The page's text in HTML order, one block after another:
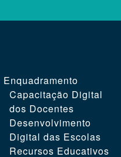
REGION
FOOTER
SECOND
NAVEGAÇÃO
PRINCIPAL
Enquadramento
Capacitação Digital
dos Docentes
Desenvolvimento
Digital das Escolas
Recursos Educativos